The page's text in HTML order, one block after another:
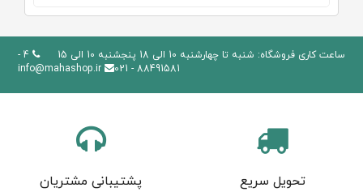
ساعت کاری فروشگاه: شنبه تا چهارشنبه 10 الی 18 پنجشنبه 10 الی 15
4 -
88491581 - 021
info@mahashop.ir
تحویل سریع پشتیبانی مشتریان